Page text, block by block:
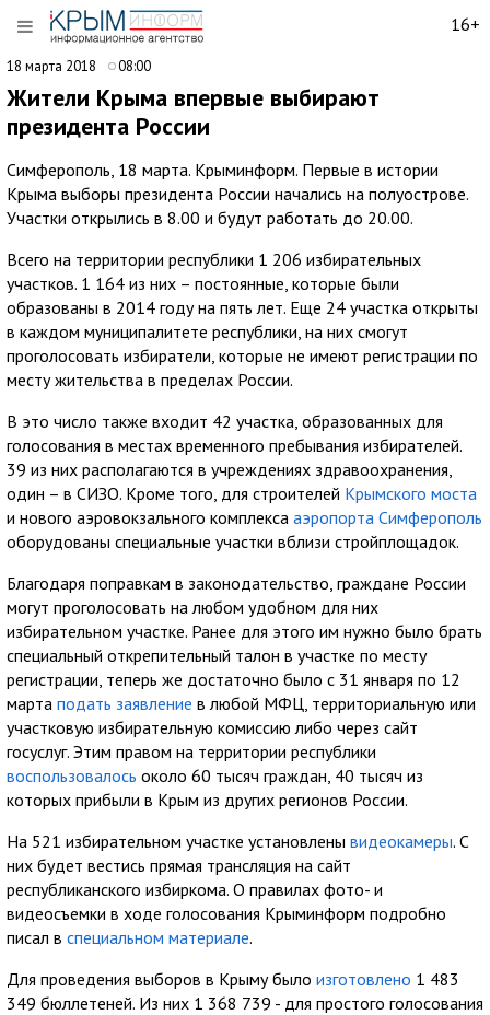
16+
18 марта 2018 08:00
Жители Крыма впервые выбирают
президента России
Симферополь, 18 марта. Крыминформ. Первые в истории
Крыма выборы президента России начались на полуострове.
Участки открылись в 8.00 и будут работать до 20.00.
Всего на территории республики 1 206 избирательных
участков. 1 164 из них – постоянные, которые были
образованы в 2014 году на пять лет. Еще 24 участка открыты
в каждом муниципалитете республики, на них смогут
проголосовать избиратели, которые не имеют регистрации по
месту жительства в пределах России.
В это число также входит 42 участка, образованных для
голосования в местах временного пребывания избирателей.
39 из них располагаются в учреждениях здравоохранения,
один – в СИЗО. Кроме того, для строителей Крымского моста
и нового аэровокзального комплекса аэропорта Симферополь
оборудованы специальные участки вблизи стройплощадок.
Благодаря поправкам в законодательство, граждане России
могут проголосовать на любом удобном для них
избирательном участке. Ранее для этого им нужно было брать
специальный открепительный талон в участке по месту
регистрации, теперь же достаточно было с 31 января по 12
марта подать заявление в любой МФЦ, территориальную или
участковую избирательную комиссию либо через сайт
госуслуг. Этим правом на территории республики
воспользовалось около 60 тысяч граждан, 40 тысяч из
которых прибыли в Крым из других регионов России.
На 521 избирательном участке установлены видеокамеры. С
них будет вестись прямая трансляция на сайт
республиканского избиркома. О правилах фото- и
видеосъемки в ходе голосования Крыминформ подробно
писал в специальном материале.
Для проведения выборов в Крыму было изготовлено 1 483
349 бюллетеней. Из них 1 368 739 - для простого голосования